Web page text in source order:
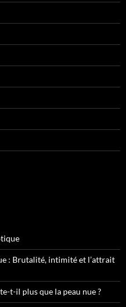
: Brutalité, intimité et l’attrait
t-il plus que la peau nue ?